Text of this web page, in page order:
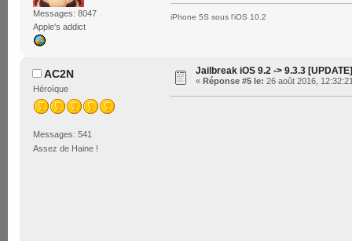
Messages: 8047
Apple's addict
iPhone 5S sous l'iOS 10.2
AC2N
Héroïque
Messages: 541
Assez de Haine !
Jailbreak iOS 9.2 -> 9.3.3 [UPDATE]
« Réponse #5 le: 26 août 2016,